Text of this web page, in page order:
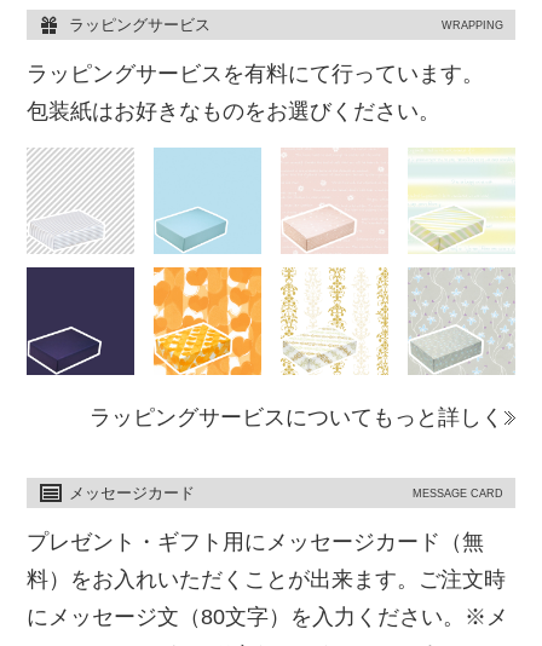
ラッピングサービス WRAPPING
ラッピングサービスを有料にて行っています。
包装紙はお好きなものをお選びください。
ラッピングサービスについてもっと詳しく
メッセージカード MESSAGE CARD
プレゼント・ギフト用にメッセージカード（無
料）をお入れいただくことが出来ます。ご注文時
にメッセージ文（80文字）を入力ください。※メ